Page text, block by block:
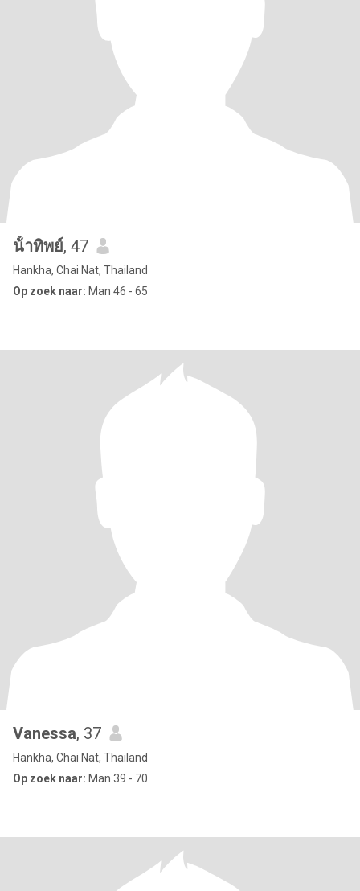
น้ําทิพย์, 47
Hankha, Chai Nat, Thailand
Op zoek naar: Man 46 - 65
Vanessa, 37
Hankha, Chai Nat, Thailand
Op zoek naar: Man 39 - 70